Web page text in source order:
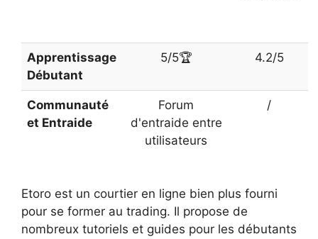
Apprentissage
Débutant
5/5🏆 4.2/5
Communauté
et Entraide
Forum
d'entraide entre
utilisateurs
/
Etoro est un courtier en ligne bien plus fourni
pour se former au trading. Il propose de
nombreux tutoriels et guides pour les débutants